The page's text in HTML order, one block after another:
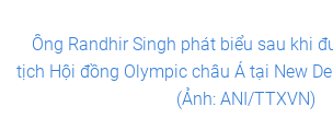
Ông Randhir Singh phát biểu sau khi
tịch Hội đồng Olympic châu Á tại New
(Ảnh: ANI/TTXVN)